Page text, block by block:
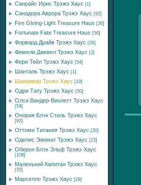
Cанрайс Ирис Трэжэ Хаус [1]
Санадора Аврора Трэжэ Хаус [92]
Fire Giving-Light Treasure Haus [36]
Fortunate Fate Treasure Haus [56]
Форвард Драйв Трэжэ Хаус [26]
Фемели Джевел Трэжэ Хаус [3]
Фери Тейл Трэжэ Хаус [54]
Шанталь Трэжэ Хаус [1]
Шахривар Трэжэ Хаус [19]
Одри Тату Трэжэ Хаус [50]
Олси Вандер-Виолетт Трэжэ Хаус
[54]
Онория Блэк Стиль Трэжэ Хаус
[92]
Оттоми Титания Трэжэ Хаус [30]
Оделис Эминат Трэжэ Хаус [23]
Оберон Блэк Эльф Трэжэ Хаус
[108]
Маленький Капитан Трэжэ Хаус
[35]
Марселло Трэжэ Хаус [29]